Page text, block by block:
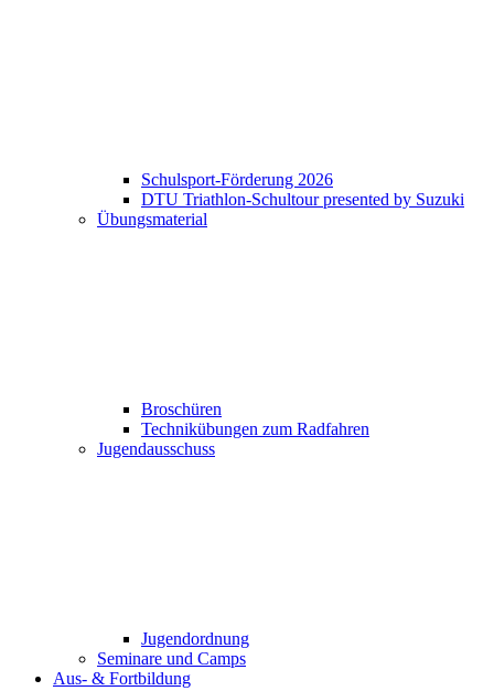
Schulsport-Förderung 2026
DTU Triathlon-Schultour presented by Suzuki
Übungsmaterial
Broschüren
Technikübungen zum Radfahren
Jugendausschuss
Jugendordnung
Seminare und Camps
Aus- & Fortbildung